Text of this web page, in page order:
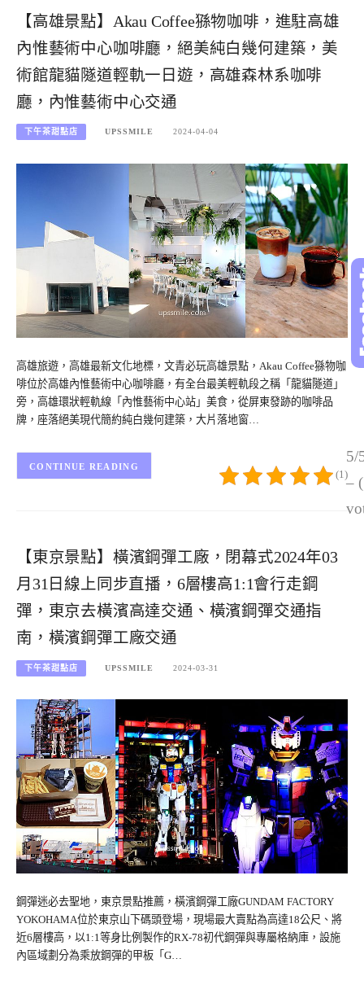
【高雄景點】Akau Coffee猻物咖啡，進駐高雄
內惟藝術中心咖啡廳，絕美純白幾何建築，美
術館龍貓隧道輕軌一日遊，高雄森林系咖啡
廳，內惟藝術中心交通
下午茶甜點店 UPSSMILE 2024-04-04
高雄旅遊，高雄最新文化地標，文青必玩高雄景點，Akau Coffee猻物咖
啡位於高雄內惟藝術中心咖啡廳，有全台最美輕軌段之稱「龍貓隧道」
旁，高雄環狀輕軌線「內惟藝術中心站」美食，從屏東發跡的咖啡品
牌，座落絕美現代簡約純白幾何建築，大片落地窗…
5/
–
(1)
CONTINUE READING
【東京景點】橫濱鋼彈工廠，閉幕式2024年03
月31日線上同步直播，6層樓高1:1會行走鋼
彈，東京去橫濱高達交通、橫濱鋼彈交通指
南，橫濱鋼彈工廠交通
下午茶甜點店 UPSSMILE 2024-03-31
鋼彈迷必去聖地，東京景點推薦，橫濱鋼彈工廠GUNDAM FACTORY
YOKOHAMA位於東京山下碼頭登場，現場最大賣點為高達18公尺、將
近6層樓高，以1:1等身比例製作的RX-78初代鋼彈與專屬格納庫，設施
內區域劃分為乘放鋼彈的甲板「G…